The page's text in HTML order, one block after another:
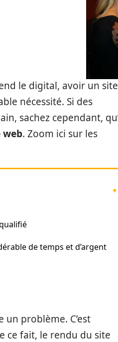
le digital, avoir un site
nécessité. Si des
sachez cependant,
web. Zoom ici sur les
de temps et d’argent
problème. C’est
ce fait, le rendu du site